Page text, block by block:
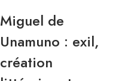
Miguel de
Unamuno : exil,
création